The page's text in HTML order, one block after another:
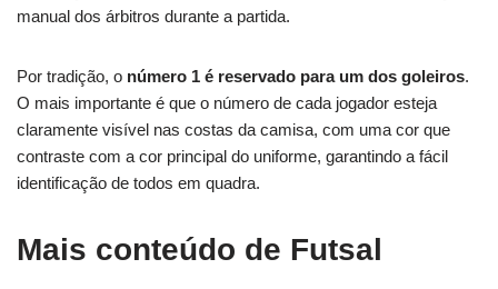
manual dos árbitros durante a partida.
Por tradição, o número 1 é reservado para um dos goleiros.
O mais importante é que o número de cada jogador esteja
claramente visível nas costas da camisa, com uma cor que
contraste com a cor principal do uniforme, garantindo a fácil
identificação de todos em quadra.
Mais conteúdo de Futsal